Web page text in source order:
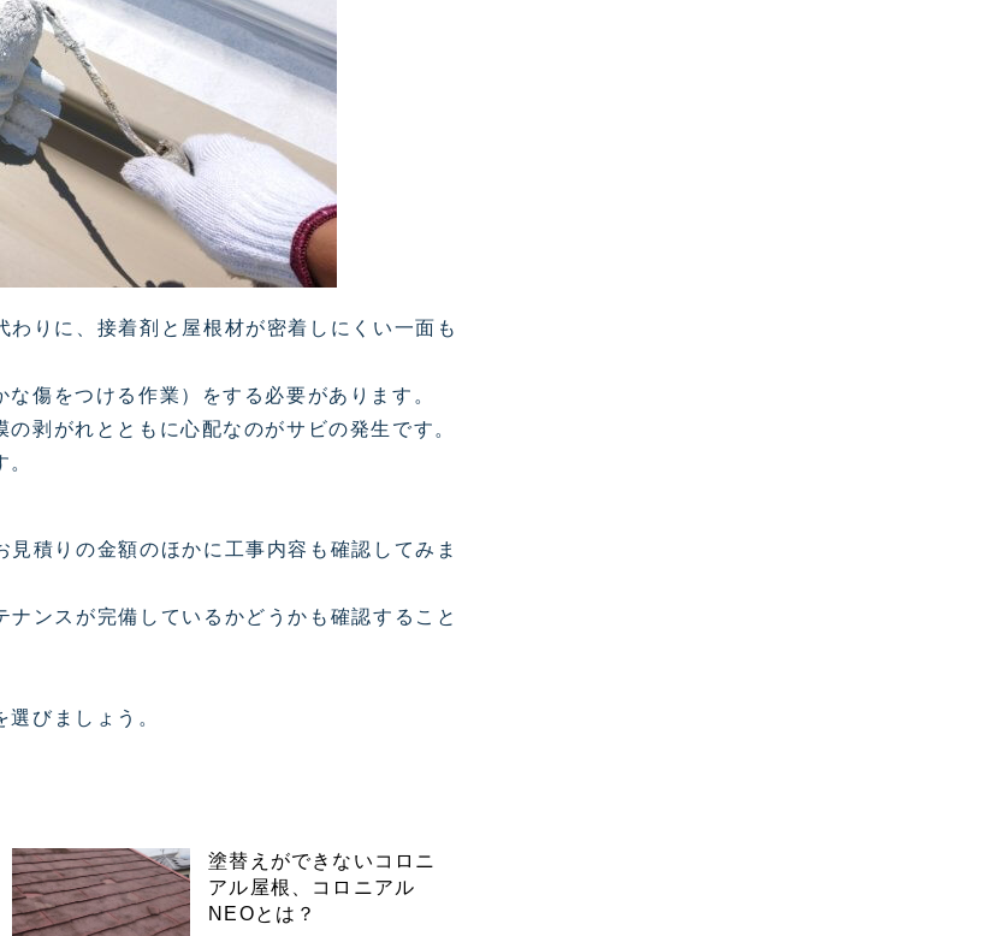
りに、接着剤と屋根材が密着しにくい一面も
傷をつける作業）をする必要があります。
剥がれとともに心配なのがサビの発生です。
積りの金額のほかに工事内容も確認してみま
ンスが完備しているかどうかも確認すること
びましょう。
塗替えができないコロニ
アル屋根、コロニアル
NEOとは？